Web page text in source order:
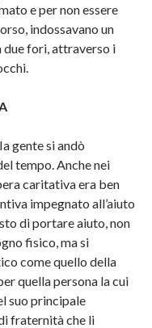
e per non essere
indossavano un
due fori, attraverso i
gente si andò
tempo. Anche nei
caritativa era ben
impegnato all’aiuto
di portare aiuto, non
fisico, ma si
come quello della
quella persona la cui
suo principale
fraternità che li